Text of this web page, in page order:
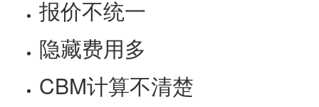
报价不统一
隐藏费用多
CBM计算不清楚